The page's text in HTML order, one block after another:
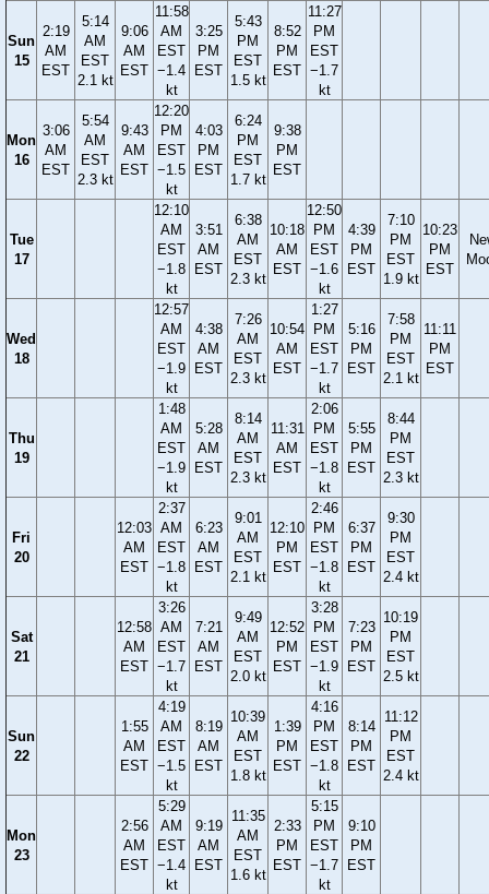
Sun
15
2:19
AM
EST
5:14
AM
EST
2.1 kt
9:06
AM
EST
11:58
AM
EST
−1.4
kt
3:25
PM
EST
5:43
PM
EST
1.5 kt
8:52
PM
EST
11:27
PM
EST
−1.7
kt
Mon
16
3:06
AM
EST
5:54
AM
EST
2.3 kt
9:43
AM
EST
12:20
PM
EST
−1.5
kt
4:03
PM
EST
6:24
PM
EST
1.7 kt
9:38
PM
EST
Tue
17
12:10
AM
EST
−1.8
kt
3:51
AM
EST
6:38
AM
EST
2.3 kt
10:18
AM
EST
12:50
PM
EST
−1.6
kt
4:39
PM
EST
7:10
PM
EST
1.9 kt
10:23
PM
EST
Wed
18
12:57
AM
EST
−1.9
kt
4:38
AM
EST
7:26
AM
EST
2.3 kt
10:54
AM
EST
1:27
PM
EST
−1.7
kt
5:16
PM
EST
7:58
PM
EST
2.1 kt
11:11
PM
EST
Thu
19
1:48
AM
EST
−1.9
kt
5:28
AM
EST
8:14
AM
EST
2.3 kt
11:31
AM
EST
2:06
PM
EST
−1.8
kt
5:55
PM
EST
8:44
PM
EST
2.3 kt
Fri
20
12:03
AM
EST
2:37
AM
EST
−1.8
kt
6:23
AM
EST
9:01
AM
EST
2.1 kt
12:10
PM
EST
2:46
PM
EST
−1.8
kt
6:37
PM
EST
9:30
PM
EST
2.4 kt
Sat
21
12:58
AM
EST
3:26
AM
EST
−1.7
kt
7:21
AM
EST
9:49
AM
EST
2.0 kt
12:52
PM
EST
3:28
PM
EST
−1.9
kt
7:23
PM
EST
10:19
PM
EST
2.5 kt
Sun
22
1:55
AM
EST
4:19
AM
EST
−1.5
kt
8:19
AM
EST
10:39
AM
EST
1.8 kt
1:39
PM
EST
4:16
PM
EST
−1.8
kt
8:14
PM
EST
11:12
PM
EST
2.4 kt
Mon
23
2:56
AM
EST
5:29
AM
EST
−1.4
kt
9:19
AM
EST
11:35
AM
EST
1.6 kt
2:33
PM
EST
5:15
PM
EST
−1.7
kt
9:10
PM
EST